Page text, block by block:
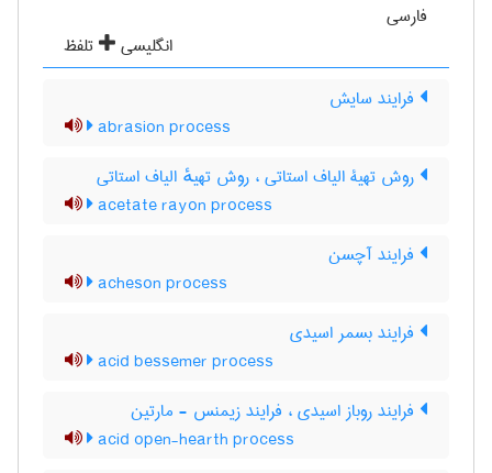
فارسی
انگلیسی
تلفظ
فرایند سایش
abrasion process
روش تهیۀ الیاف استاتی ، روش تهیهٔ الیاف استاتی
acetate rayon process
فرایند آچسن
acheson process
فرایند بسمر اسیدی
acid bessemer process
فرایند روباز اسیدی ، فرایند زیمنس - مارتین
acid open-hearth process